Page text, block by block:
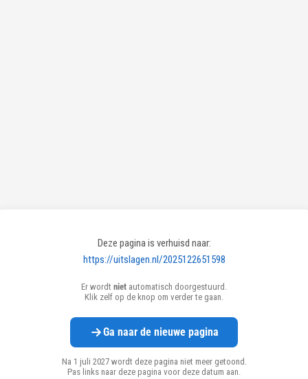
Deze pagina is verhuisd naar:
https://uitslagen.nl/2025122651598
Er wordt niet automatisch doorgestuurd.
Klik zelf op de knop om verder te gaan.
Ga naar de nieuwe pagina
Na 1 juli 2027 wordt deze pagina niet meer getoond.
Pas links naar deze pagina voor deze datum aan.